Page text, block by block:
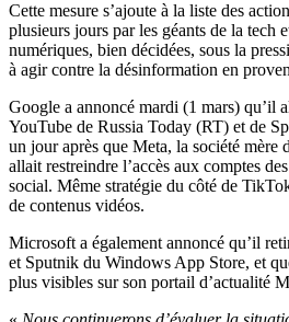
Cette mesure s’ajoute à la liste des
plusieurs jours par les géants de la tech
numériques, bien décidées, sous la
à agir contre la désinformation en
Google a annoncé mardi (1 mars) qu’il
YouTube de Russia Today (RT) et de
un jour après que Meta, la société mère
allait restreindre l’accès aux comptes
social. Même stratégie du côté de
de contenus vidéos.
Microsoft a également annoncé qu’il
et Sputnik du Windows App Store, et
plus visibles sur son portail d’actualité